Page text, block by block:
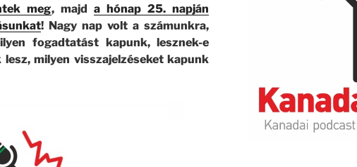
meg, majd a hónap 25. napján
! Nagy nap volt a számunkra,
fogadtatást kapunk, lesznek-e
milyen visszajelzéseket kapunk